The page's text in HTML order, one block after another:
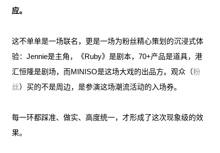
应。
这不单单是一场联名，更是一场为粉丝精心策划的沉浸式体
验：Jennie是主角，《Ruby》是剧本，70+产品是道具，港
汇恒隆是剧场，而MINISO是这场大戏的出品方。观众（粉
丝）买的不是周边，是参演这场潮流活动的入场券。
每一环都踩准、做实、高度统一，才形成了这次现象级的效
果。